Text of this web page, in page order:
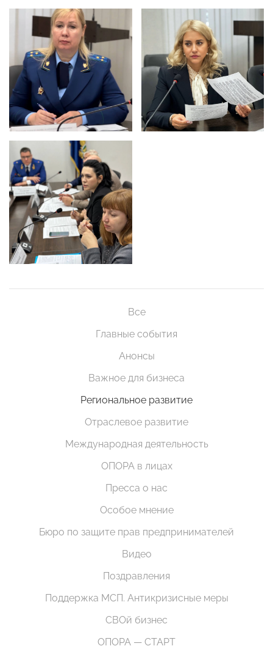
Все
Главные события
Анонсы
Важное для бизнеса
Региональное развитие
Отраслевое развитие
Международная деятельность
ОПОРА в лицах
Пресса о нас
Особое мнение
Бюро по защите прав предпринимателей
Видео
Поздравления
Поддержка МСП. Антикризисные меры
СВОй бизнес
ОПОРА — СТАРТ